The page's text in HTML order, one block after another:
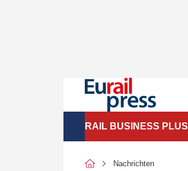
RAIL BUSINESS PLUS
Nachrichten